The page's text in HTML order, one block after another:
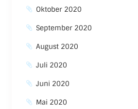
Oktober 2020
September 2020
August 2020
Juli 2020
Juni 2020
Mai 2020